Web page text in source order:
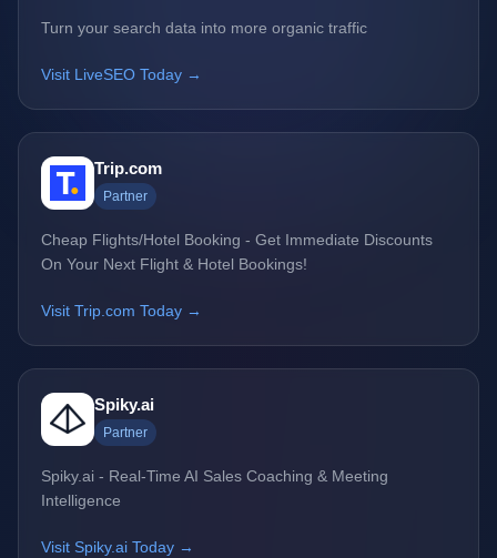
Turn your search data into more organic traffic
Visit LiveSEO Today →
Trip.com
Partner
Cheap Flights/Hotel Booking - Get Immediate Discounts
On Your Next Flight & Hotel Bookings!
Visit Trip.com Today →
Spiky.ai
Partner
Spiky.ai - Real-Time AI Sales Coaching & Meeting
Intelligence
Visit Spiky.ai Today →